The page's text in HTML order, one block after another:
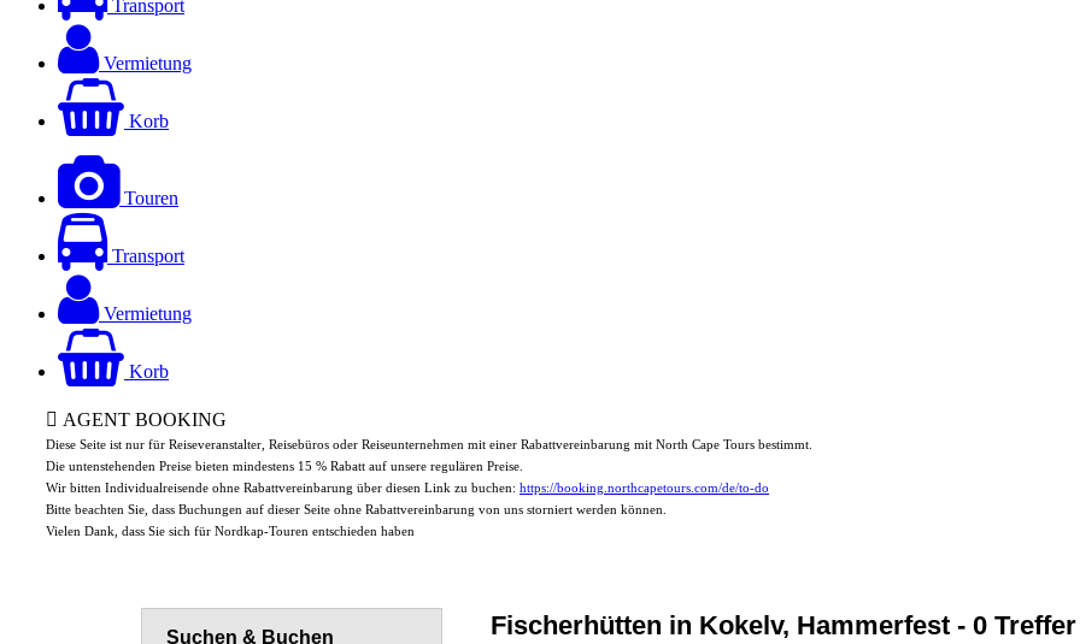
Transport
Vermietung
Korb
Touren
Transport
Vermietung
Korb
AGENT BOOKING
Diese Seite ist nur für Reiseveranstalter, Reisebüros oder Reiseunternehmen mit einer Rabattvereinbarung mit North Cape Tours bestimmt.
Die untenstehenden Preise bieten mindestens 15 % Rabatt auf unsere regulären Preise.
Wir bitten Individualreisende ohne Rabattvereinbarung über diesen Link zu buchen: https://booking.northcapetours.com/de/to-do
Bitte beachten Sie, dass Buchungen auf dieser Seite ohne Rabattvereinbarung von uns storniert werden können.
Vielen Dank, dass Sie sich für Nordkap-Touren entschieden haben
Fischerhütten in Kokelv, Hammerfest - 0 Treffer
Suchen & Buchen